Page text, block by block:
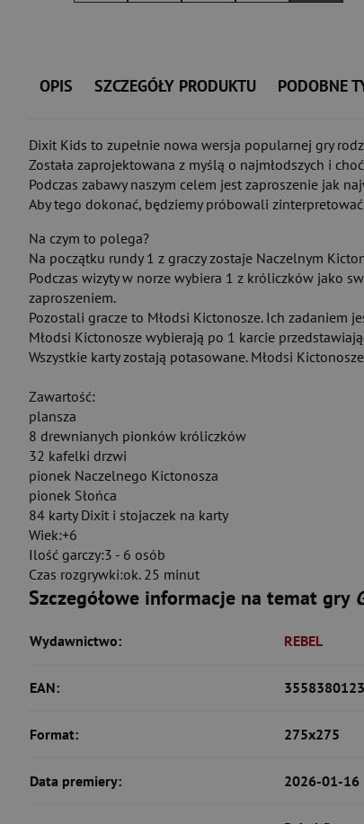
OPIS SZCZEGÓŁY PRODUKTU PODOBNE
Dixit Kids to zupełnie nowa wersja popularnej gry
Została zaprojektowana z myślą o najmłodszych i
Podczas zabawy naszym celem jest zaproszenie jak
Aby tego dokonać, będziemy próbowali
Na czym to polega?
Na początku rundy 1 z graczy zostaje Naczelnym
Podczas wizyty w norze wybiera 1 z króliczków jako
zaproszeniem.
Pozostali gracze to Młodsi Kictonosze. Ich zadaniem
Młodsi Kictonosze wybierają po 1 karcie
Wszystkie karty zostają potasowane. Młodsi
Zawartość:
plansza
8 drewnianych pionków króliczków
32 kafelki drzwi
pionek Naczelnego Kictonosza
pionek Słońca
84 karty Dixit i stojaczek na karty
Wiek:+6
Ilość garczy:3 - 6 osób
Czas rozgrywki:ok. 25 minut
Szczegółowe informacje na temat gry
Wydawnictwo: REBEL
EAN:
Format: 275x275
Data premiery: 2026-01-16